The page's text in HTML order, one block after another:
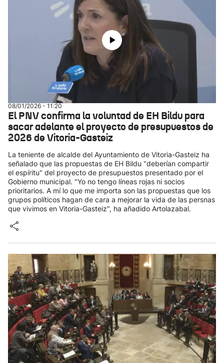
08/01/2026 - 11:20
El PNV confirma la voluntad de EH Bildu para
sacar adelante el proyecto de presupuestos de
2026 de Vitoria-Gasteiz
La teniente de alcalde del Ayuntamiento de Vitoria-Gasteiz ha
señalado que las propuestas de EH Bildu "deberían compartir
el espíritu" del proyecto de presupuestos presentado por el
Gobierno municipal. "Yo no tengo líneas rojas ni socios
prioritarios. A mí lo que me importa son las propuestas que los
grupos políticos hagan de cara a mejorar la vida de las persnas
que vivimos en Vitoria-Gasteiz", ha añadido Artolazabal.